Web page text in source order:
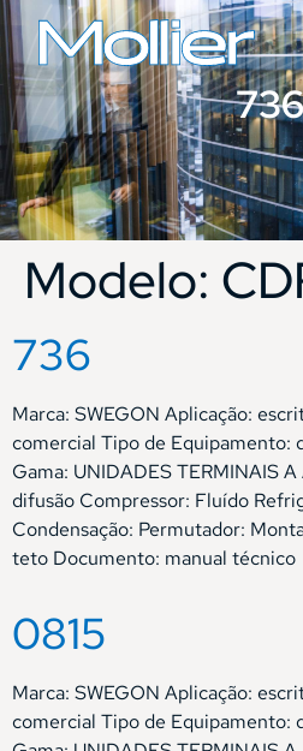
736
Modelo:
736
Marca: SWEGON Aplicação:
comercial Tipo de Equipamento:
Gama: UNIDADES TERMINAIS
difusão Compressor: Fluído
Condensação: Permutador:
teto Documento: manual técnico
0815
Marca: SWEGON Aplicação:
comercial Tipo de Equipamento: